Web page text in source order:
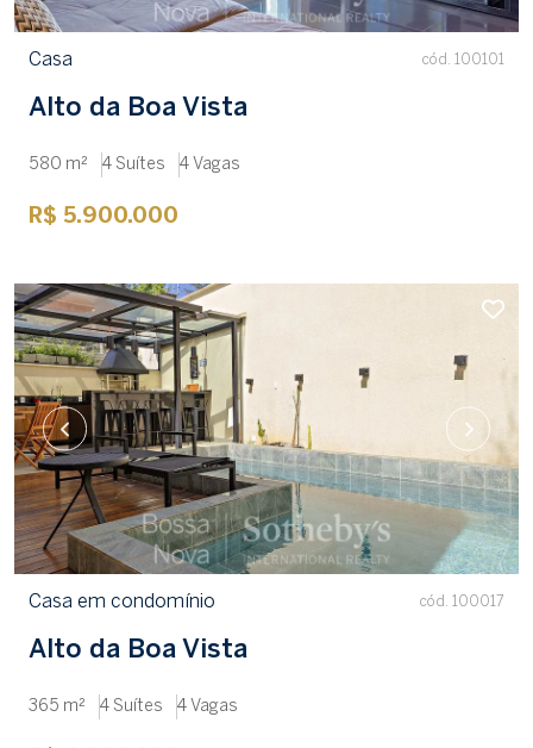
Casa cód. 100101
Alto da Boa Vista
580 m² 4 Suítes 4 Vagas
R$ 5.900.000
Casa em condomínio cód. 100017
Alto da Boa Vista
365 m² 4 Suítes 4 Vagas